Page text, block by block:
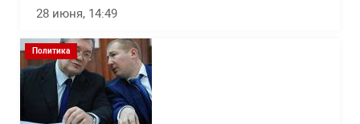
28 июня, 14:49
Политика